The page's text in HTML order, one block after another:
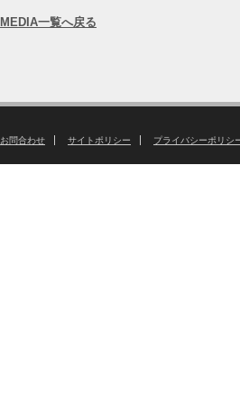
MEDIA一覧へ戻る
お問合わせ サイトポリシー プライバシーポリシ